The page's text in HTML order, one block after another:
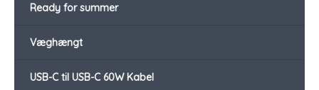
Ready for summer
Væghængt
USB-C til USB-C 60W Kabel